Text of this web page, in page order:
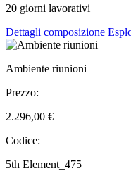
20 giorni lavorativi
Dettagli composizione
Ambiente riunioni
Prezzo:
2.296,00 €
Codice:
5th Element_475